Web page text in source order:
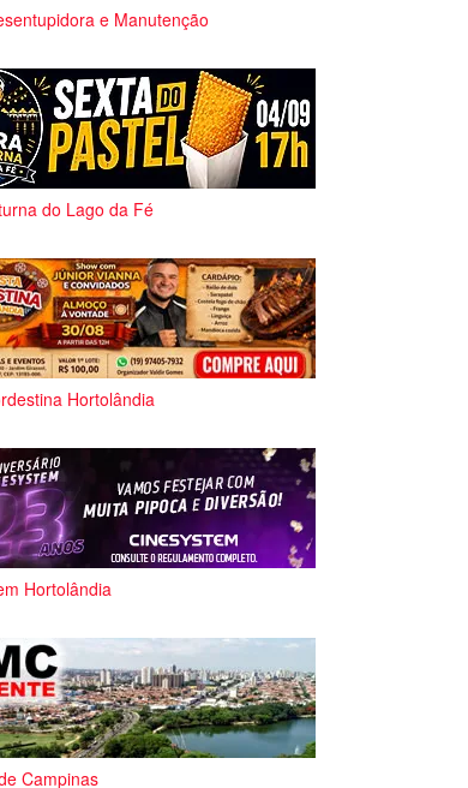
e Manutenção
do Lago da Fé
Hortolândia
Hortolândia
Campinas